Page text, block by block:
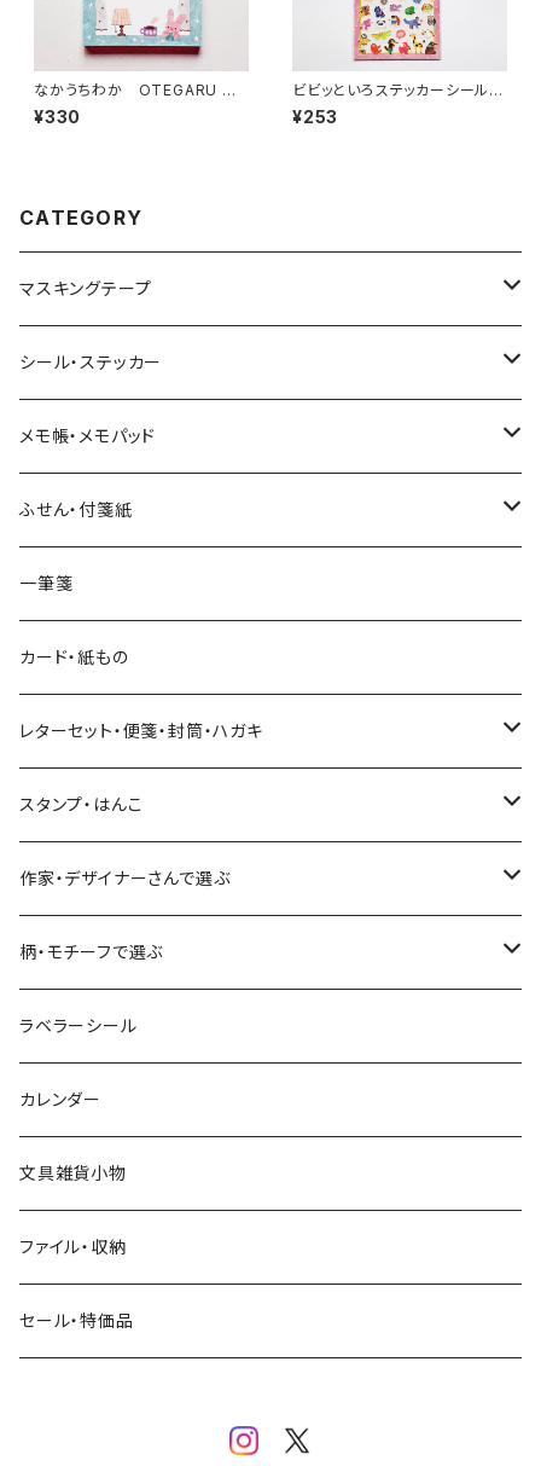
なかうちわか OTEGARU ME
MO うさぎさんと珈琲 メモ
帳
¥330
ビビッといろステッカーシール 8
2727 どうぶつ ピンク
¥253
CATEGORY
マスキングテープ
ヨハク
和紙
透明クリア
Hutte paper works （プロペラスタジオ）
ネクタイ
透明クリアテープ
柄・モチーフで選ぶ（マステ）
いちご・ストロベリー
フルーツ・野菜
ミモザ
お花・フラワー・グリーン・植物
マインドウェイブ
水縞
大枝活版室
星燈社
ミナペルホネン
BGM
eric
SAIEN
田村美紀
パピアプラッツ（作家もの）
シール・ステッカー
フレークシール
パピアプラッツ（作家もの）
ヨハク
ステッカーシール
マインドウェイブ
田村美紀
立体シール
メモ帳・メモパッド
ヨハク
HUTTE PAPER WORKS
表現社（作家もの）
星燈社
古川紙工
大枝活版室
ふせん・付箋紙
ヨハク
HUTTE PAPER WORKS
古川紙工
表現社（作家もの）
ロール付箋
一筆箋
カード・紙もの
レターセット・便箋・封筒・ハガキ
古川紙工
表現社（作家もの）
スタンプ・はんこ
Hutte paper works
ヨハク
作家・デザイナーさんで選ぶ
ネクタイ
Hutte paper works
ヨハク
eric
浅野みどり
西淑
柄・モチーフで選ぶ
フルーツ
食べ物・フード・スイーツ
パン・ブレッド
カフェ
コーヒー・飲み物・クリームソーダ
ラベラーシール
カレンダー
文具雑貨小物
ファイル・収納
セール・特価品